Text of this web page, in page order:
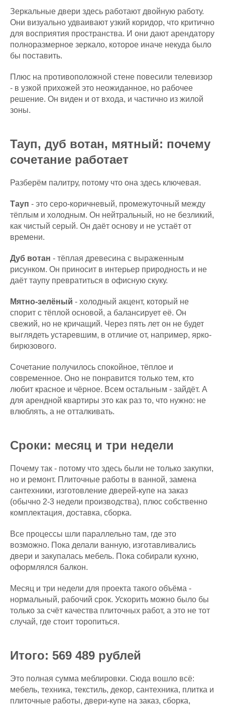
Зеркальные двери здесь работают двойную работу.
Они визуально удваивают узкий коридор, что критично
для восприятия пространства. И они дают арендатору
полноразмерное зеркало, которое иначе некуда было
бы поставить.
Плюс на противоположной стене повесили телевизор
- в узкой прихожей это неожиданное, но рабочее
решение. Он виден и от входа, и частично из жилой
зоны.
Тауп, дуб вотан, мятный: почему
сочетание работает
Разберём палитру, потому что она здесь ключевая.
Тауп - это серо-коричневый, промежуточный между
тёплым и холодным. Он нейтральный, но не безликий,
как чистый серый. Он даёт основу и не устаёт от
времени.
Дуб вотан - тёплая древесина с выраженным
рисунком. Он приносит в интерьер природность и не
даёт таупу превратиться в офисную скуку.
Мятно-зелёный - холодный акцент, который не
спорит с тёплой основой, а балансирует её. Он
свежий, но не кричащий. Через пять лет он не будет
выглядеть устаревшим, в отличие от, например, ярко-
бирюзового.
Сочетание получилось спокойное, тёплое и
современное. Оно не понравится только тем, кто
любит красное и чёрное. Всем остальным - зайдёт. А
для арендной квартиры это как раз то, что нужно: не
влюблять, а не отталкивать.
Сроки: месяц и три недели
Почему так - потому что здесь были не только закупки,
но и ремонт. Плиточные работы в ванной, замена
сантехники, изготовление дверей-купе на заказ
(обычно 2-3 недели производства), плюс собственно
комплектация, доставка, сборка.
Все процессы шли параллельно там, где это
возможно. Пока делали ванную, изготавливались
двери и закупалась мебель. Пока собирали кухню,
оформлялся балкон.
Месяц и три недели для проекта такого объёма -
нормальный, рабочий срок. Ускорить можно было бы
только за счёт качества плиточных работ, а это не тот
случай, где стоит торопиться.
Итого: 569 489 рублей
Это полная сумма меблировки. Сюда вошло всё:
мебель, техника, текстиль, декор, сантехника, плитка и
плиточные работы, двери-купе на заказ, сборка,